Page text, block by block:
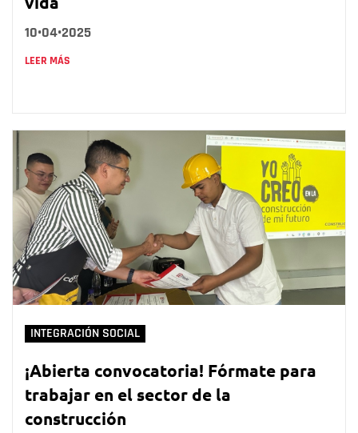
10•04•2025
LEER MÁS
INTEGRACIÓN SOCIAL
¡Abierta convocatoria! Fórmate para
trabajar en el sector de la
construcción